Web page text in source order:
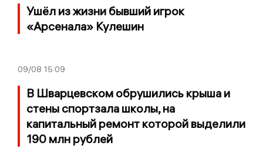
Ушёл из жизни бывший игрок
«Арсенала» Кулешин
09/08 15:09
В Шварцевском обрушились крыша и
стены спортзала школы, на
капитальный ремонт которой выделили
190 млн рублей